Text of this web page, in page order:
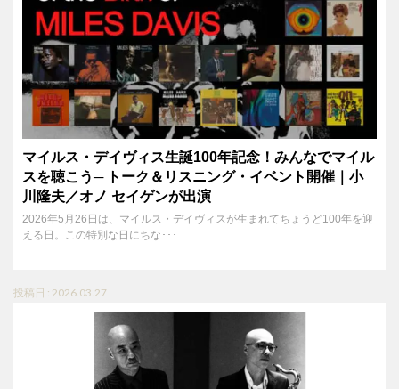
マイルス・デイヴィス生誕100年記念！みんなでマイル
スを聴こう─ トーク＆リスニング・イベント開催｜小
川隆夫／オノ セイゲンが出演
2026年5月26日は、マイルス・デイヴィスが生まれてちょうど100年を迎
える日。この特別な日にちな･･･
投稿日 : 2026.03.27